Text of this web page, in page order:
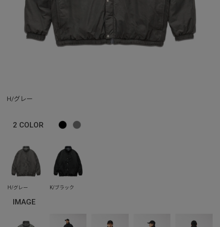
H/グレー
2 COLOR
IMAGE